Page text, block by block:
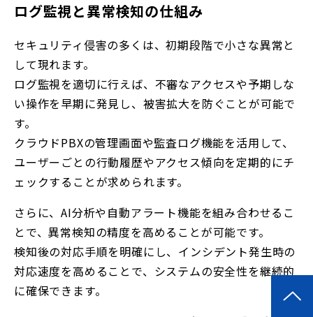
ログ監視と異常検知の仕組み
セキュリティ侵害の多くは、初期段階で小さな異常と
して現れます。
ログ監視を適切に行えば、不審なアクセスや予期しな
い操作を早期に発見し、被害拡大を防ぐことが可能で
す。
クラウドPBXの管理画面や監査ログ機能を活用して、
ユーザーごとの行動履歴やアクセス傾向を定期的にチ
ェックすることが求められます。
さらに、AI分析や自動アラート機能を組み合わせるこ
とで、異常検知の精度を高めることが可能です。
検知後の対応手順を明確にし、インシデント発生時の
対応速度を高めることで、システムの安全性を継続的
に確保できます。